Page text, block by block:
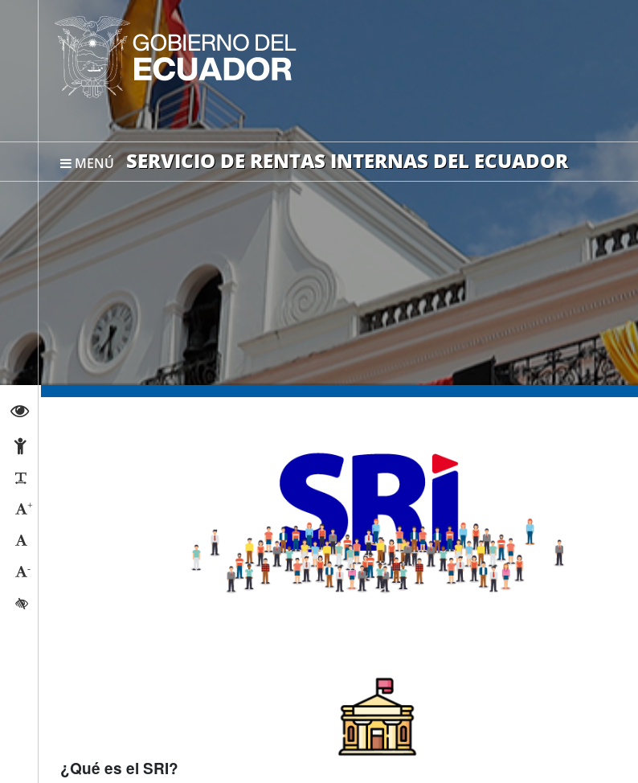
MENÚ SERVICIO DE RENTAS INTERNAS DEL ECUADOR
Abrir página de Transparencia
Abrir página de Accesibilidad
Reducir párrafos
+
-Reducir tamaño caracteres
Activar/quitar contraste
¿Qué es el SRI?